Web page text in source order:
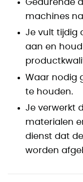
Gedurende
machines
Je vult tijdig
aan en
Waar nodig
te houden.
Je verwerkt
materialen
dienst dat
worden